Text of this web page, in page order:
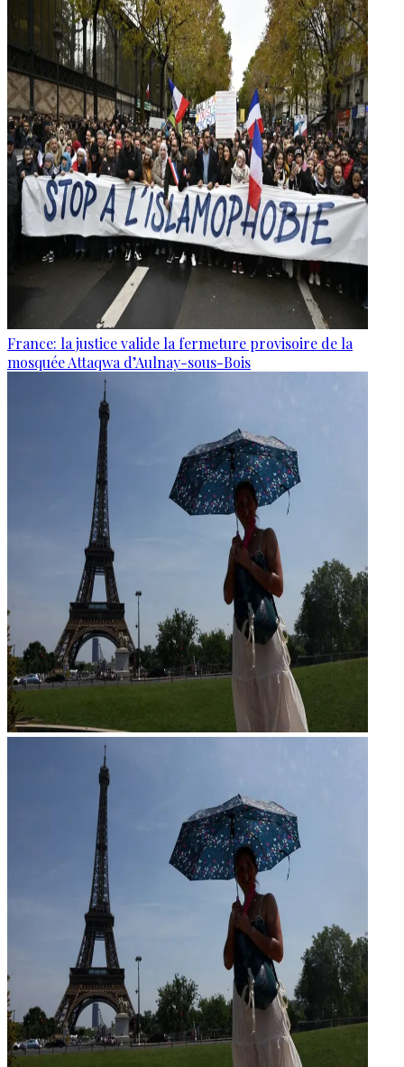
France: la justice valide la fermeture provisoire de la
mosquée Attaqwa d’Aulnay-sous-Bois